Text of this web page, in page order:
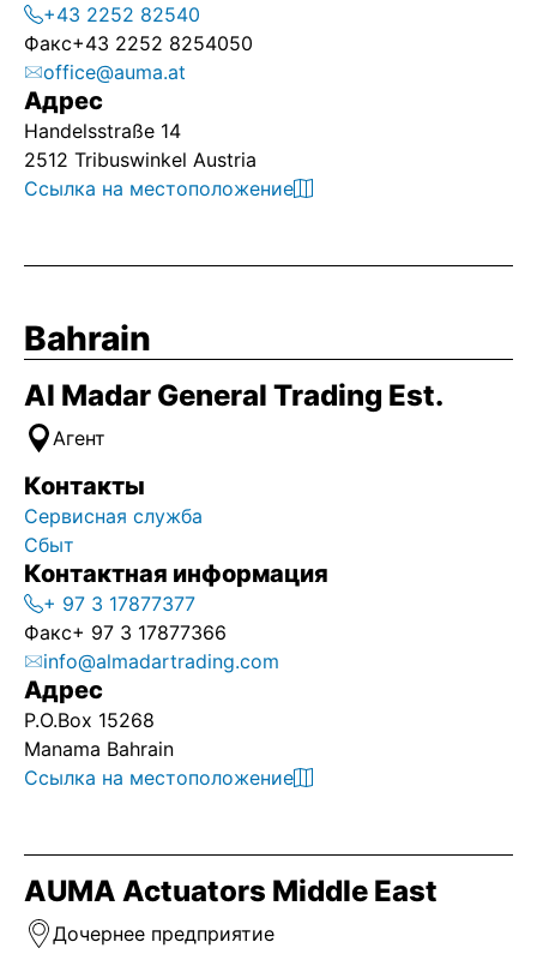
+43 2252 82540
Факс+43 2252 8254050
office@auma.at
Адрес
Handelsstraße 14
2512 Tribuswinkel Austria
Ссылка на местоположение
Bahrain
Al Madar General Trading Est.
Агент
Контакты
Сервисная служба
Сбыт
Контактная информация
+ 97 3 17877377
Факс+ 97 3 17877366
info@almadartrading.com
Адрес
P.O.Box 15268
Manama Bahrain
Ссылка на местоположение
AUMA Actuators Middle East
Дочернее предприятие